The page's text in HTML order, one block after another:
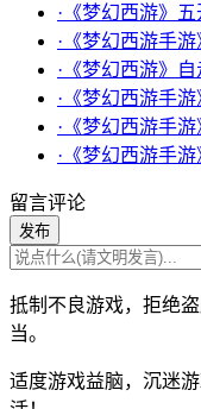
·《梦幻西游》
·《梦幻西游手
·《梦幻西游》
·《梦幻西游手
·《梦幻西游手
·《梦幻西游手
留言评论
发布
抵制不良游戏，拒绝
当。
适度游戏益脑，沉迷